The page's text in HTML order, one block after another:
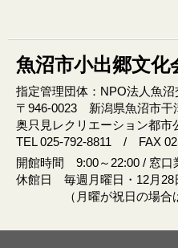
魚沼市小出郷文化
指定管理団体：NPO法人魚沼
〒946‐0023 新潟県魚沼市干
奥只見レクリエーション都市
TEL 025-792-8811 / FAX
開館時間 9:00～22:00 / 窓
休館日 毎週月曜日・12月28
（月曜が祝日の場合は